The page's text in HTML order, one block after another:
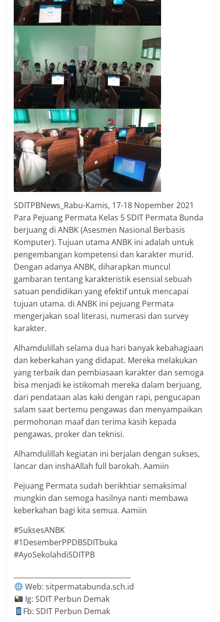
SDITPBNews_Rabu-Kamis, 17-18 Nopember 2021
Para Pejuang Permata Kelas 5 SDIT Permata Bunda
berjuang di ANBK (Asesmen Nasional Berbasis
Komputer). Tujuan utama ANBK ini adalah untuk
pengembangan kompetensi dan karakter murid.
Dengan adanya ANBK, diharapkan muncul
gambaran tentang karakteristik esensial sebuah
satuan pendidikan yang efektif untuk mencapai
tujuan utama. di ANBK ini pejuang Permata
mengerjakan soal literasi, numerasi dan survey
karakter.
Alhamdulillah selama dua hari banyak kebahagiaan
dan keberkahan yang didapat. Mereka melakukan
yang terbaik dan pembiasaan karakter dan semoga
bisa menjadi ke istikomah mereka dalam berjuang,
dari pendataan alas kaki dengan rapi, pengucapan
salam saat bertemu pengawas dan menyampaikan
permohonan maaf dan terima kasih kepada
pengawas, proker dan teknisi.
Alhamdulillah kegiatan ini berjalan dengan sukses,
lancar dan inshaAllah full barokah. Aamiin
Pejuang Permata sudah berikhtiar semaksimal
mungkin dan semoga hasilnya nanti membawa
keberkahan bagi kita semua. Aamiin
#SuksesANBK
#1DesemberPPDBSDITbuka
#AyoSekolahdiSDITPB
Web: sitpermatabunda.sch.id
Ig: SDIT Perbun Demak
Fb: SDIT Perbun Demak